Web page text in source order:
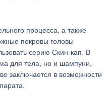
процесса, а также
покровы головы
серию Скин-кап. В
для тела, но и шампуни,
заключается в возможности